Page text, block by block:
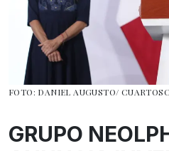
FOTO: DANIEL AUGUSTO/
GRUPO